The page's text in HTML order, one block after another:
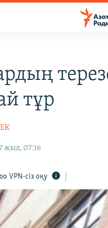
тұр
жыл, 07:16
VPN-сіз оқу